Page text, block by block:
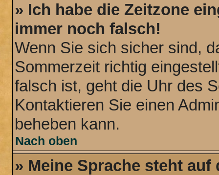
» Ich habe die Zeitzone
immer noch falsch!
Wenn Sie sich sicher sind,
Sommerzeit richtig
falsch ist, geht die Uhr des
Kontaktieren Sie einen
beheben kann.
Nach oben
» Meine Sprache steht